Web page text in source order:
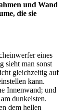
und Wand
die sie
eines
sieht man sonst
gleichzeitig auf
kann.
Innenwand; und
dunkelsten.
dem hellen